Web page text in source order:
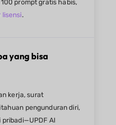
prompt gratis habis,
lisensi.
yang bisa
kerja, surat
pengunduran diri,
AI